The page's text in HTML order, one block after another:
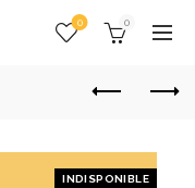
0 0
INDISPONIBLE